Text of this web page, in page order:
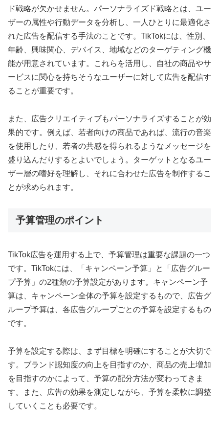
ド戦略が欠かせません。パーソナライズド戦略とは、ユー
ザーの属性や行動データを分析し、一人ひとりに最適化さ
れた広告を配信する手法のことです。TikTokには、性別、
年齢、興味関心、デバイス、地域などのターゲティング機
能が用意されています。これらを活用し、自社の商品やサ
ービスに関心を持ちそうなユーザーに対して広告を配信す
ることが重要です。
また、広告クリエイティブもパーソナライズすることが効
果的です。例えば、若者向けの商品であれば、流行の音楽
を使用したり、若者の共感を得られるようなメッセージを
盛り込んだりするとよいでしょう。ターゲットとなるユー
ザー層の嗜好を理解し、それに合わせた広告を制作するこ
とが求められます。
予算管理のポイント
TikTok広告を運用する上で、予算管理は重要な課題の一つ
です。TikTokには、「キャンペーン予算」と「広告グルー
プ予算」の2種類の予算設定があります。キャンペーン予
算は、キャンペーン全体の予算を設定するもので、広告グ
ループ予算は、各広告グループごとの予算を設定するもの
です。
予算を設定する際は、まず目標を明確にすることが大切で
す。ブランド認知度の向上を目指すのか、商品の売上増加
を目指すのかによって、予算の配分方法が変わってきま
す。また、広告の効果を測定しながら、予算を柔軟に調整
していくことも必要です。